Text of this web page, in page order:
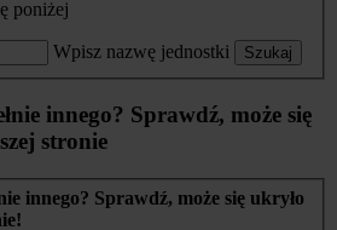
poniżej
Wpisz nazwę jednostki Szukaj
innego? Sprawdź, może się
stronie
innego? Sprawdź, może się ukryło